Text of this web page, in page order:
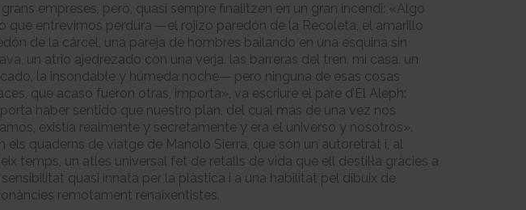
grans empreses, però, quasi sempre finalitzen en un gran incendi: «Algo
que entrevimos perdura —el rojizo paredón de la Recoleta, el amarillo
de la cárcel, una pareja de hombres bailando en una esquina sin
un atrio ajedrezado con una verja, las barreras del tren, mi casa, un
la insondable y húmeda noche— pero ninguna de esas cosas
que acaso fueron otras, importa», va escriure el pare d’El Aleph:
haber sentido que nuestro plan, del cual más de una vez nos
existía realmente y secretamente y era el universo y nosotros».
els quaderns de viatge de Manolo Sierra, que són un autoretrat i, al
temps, un atles universal fet de retalls de vida que ell destil·la gràcies a
sensibilitat quasi innata per la plàstica i a una habilitat pel dibuix de
remotament renaixentistes.